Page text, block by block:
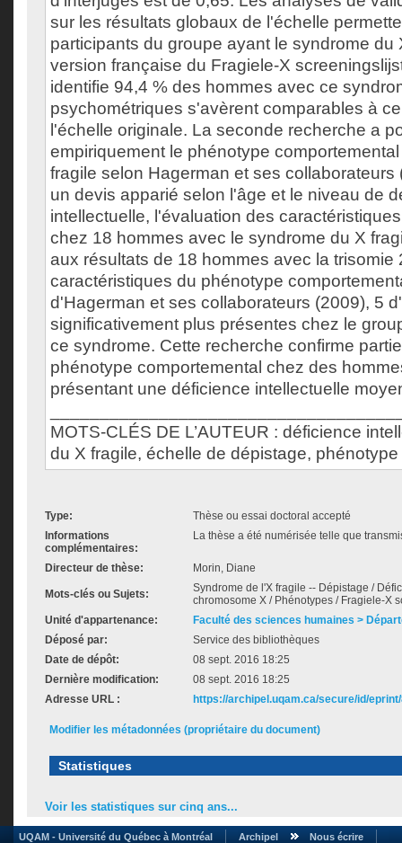
sur les résultats globaux de l'échelle
participants du groupe ayant le syndrome du
version française du Fragiele-X
identifie 94,4 % des hommes avec ce
psychométriques s'avèrent comparables à
l'échelle originale. La seconde recherche a
empiriquement le phénotype
fragile selon Hagerman et ses collaborateurs
un devis apparié selon l'âge et le niveau de
intellectuelle, l'évaluation des
chez 18 hommes avec le syndrome du X
aux résultats de 18 hommes avec la trisomie
caractéristiques du phénotype
d'Hagerman et ses collaborateurs (2009), 5
significativement plus présentes chez le
ce syndrome. Cette recherche confirme
phénotype comportemental chez des
présentant une déficience intellectuelle
MOTS-CLÉS DE L’AUTEUR : déficience
du X fragile, échelle de dépistage,
Type:
Thèse ou essai doctoral accepté
Informations
complémentaires:
La thèse a été numérisée telle que
Directeur de thèse: Morin, Diane
Mots-clés ou Sujets:
Syndrome de l'X fragile -- Dépistage /
chromosome X / Phénotypes / Fragiele-X
Unité d'appartenance:
Faculté des sciences humaines >
Déposé par:
Service des bibliothèques
Date de dépôt:
08 sept. 2016 18:25
Dernière modification:
08 sept. 2016 18:25
Adresse URL :
https://archipel.uqam.ca/secure/id/
Modifier les métadonnées (propriétaire du document)
Statistiques
Voir les statistiques sur cinq ans...
UQAM - Université du Québec à Montréal Archipel Nous écrire